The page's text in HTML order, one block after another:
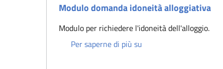
Modulo domanda idoneità alloggiativa
Modulo per richiedere l'idoneità dell'alloggio.
Per saperne di più su Modulo domanda